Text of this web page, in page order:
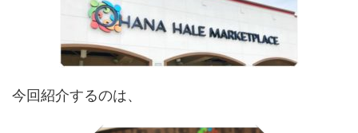
今回紹介するのは、